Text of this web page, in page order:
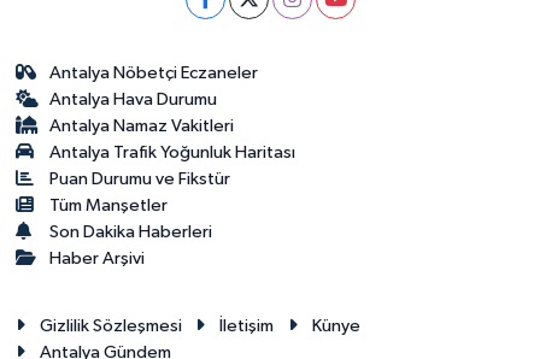
Antalya Nöbetçi Eczaneler
Antalya Hava Durumu
Antalya Namaz Vakitleri
Antalya Trafik Yoğunluk Haritası
Puan Durumu ve Fikstür
Tüm Manşetler
Son Dakika Haberleri
Haber Arşivi
Gizlilik Sözleşmesi İletişim
Künye
Antalya Gündem